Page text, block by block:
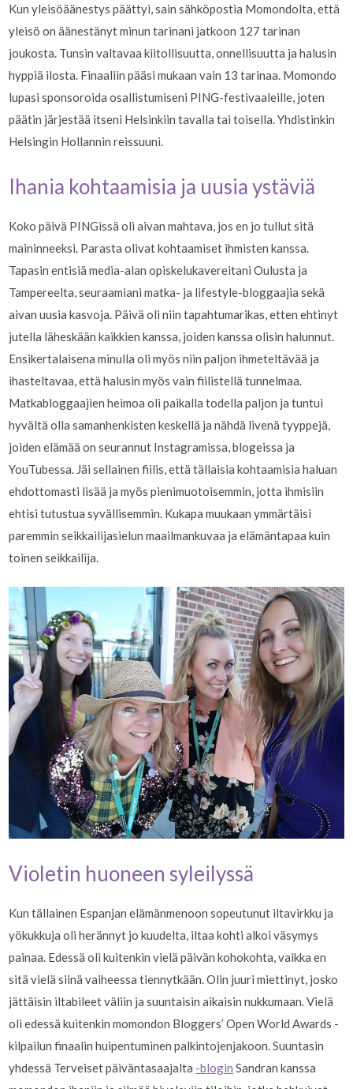
Kun yleisöäänestys päättyi, sain sähköpostia Momondolta, että
yleisö on äänestänyt minun tarinani jatkoon 127 tarinan
joukosta. Tunsin valtavaa kiitollisuutta, onnellisuutta ja halusin
hyppiä ilosta. Finaaliin pääsi mukaan vain 13 tarinaa. Momondo
lupasi sponsoroida osallistumiseni PING-festivaaleille, joten
päätin järjestää itseni Helsinkiin tavalla tai toisella. Yhdistinkin
Helsingin Hollannin reissuuni.
Ihania kohtaamisia ja uusia ystäviä
Koko päivä PINGissä oli aivan mahtava, jos en jo tullut sitä
maininneeksi. Parasta olivat kohtaamiset ihmisten kanssa.
Tapasin entisiä media-alan opiskelukavereitani Oulusta ja
Tampereelta, seuraamiani matka- ja lifestyle-bloggaajia sekä
aivan uusia kasvoja. Päivä oli niin tapahtumarikas, etten ehtinyt
jutella läheskään kaikkien kanssa, joiden kanssa olisin halunnut.
Ensikertalaisena minulla oli myös niin paljon ihmeteltävää ja
ihasteltavaa, että halusin myös vain fiilistellä tunnelmaa.
Matkabloggaajien heimoa oli paikalla todella paljon ja tuntui
hyvältä olla samanhenkisten keskellä ja nähdä livenä tyyppejä,
joiden elämää on seurannut Instagramissa, blogeissa ja
YouTubessa. Jäi sellainen fiilis, että tällaisia kohtaamisia haluan
ehdottomasti lisää ja myös pienimuotoisemmin, jotta ihmisiin
ehtisi tutustua syvällisemmin. Kukapa muukaan ymmärtäisi
paremmin seikkailijasielun maailmankuvaa ja elämäntapaa kuin
toinen seikkailija.
Violetin huoneen syleilyssä
Kun tällainen Espanjan elämänmenoon sopeutunut iltavirkku ja
yökukkuja oli herännyt jo kuudelta, iltaa kohti alkoi väsymys
painaa. Edessä oli kuitenkin vielä päivän kohokohta, vaikka en
sitä vielä siinä vaiheessa tiennytkään. Olin juuri miettinyt, josko
jättäisin iltabileet väliin ja suuntaisin aikaisin nukkumaan. Vielä
oli edessä kuitenkin momondon Bloggers’ Open World Awards -
kilpailun finaalin huipentuminen palkintojenjakoon. Suuntasin
yhdessä Terveiset päiväntasaajalta -blogin Sandran kanssa